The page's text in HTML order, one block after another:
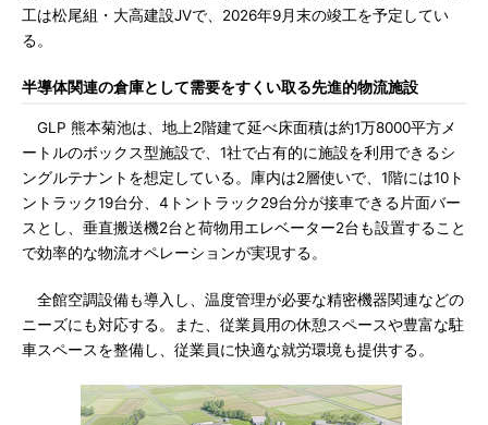
工は松尾組・大高建設JVで、2026年9月末の竣工を予定してい
る。
半導体関連の倉庫として需要をすくい取る先進的物流施設
GLP 熊本菊池は、地上2階建て延べ床面積は約1万8000平方メ
ートルのボックス型施設で、1社で占有的に施設を利用できるシ
ングルテナントを想定している。庫内は2層使いで、1階には10ト
ントラック19台分、4トントラック29台分が接車できる片面バー
スとし、垂直搬送機2台と荷物用エレベーター2台も設置すること
で効率的な物流オペレーションが実現する。
全館空調設備も導入し、温度管理が必要な精密機器関連などの
ニーズにも対応する。また、従業員用の休憩スペースや豊富な駐
車スペースを整備し、従業員に快適な就労環境も提供する。